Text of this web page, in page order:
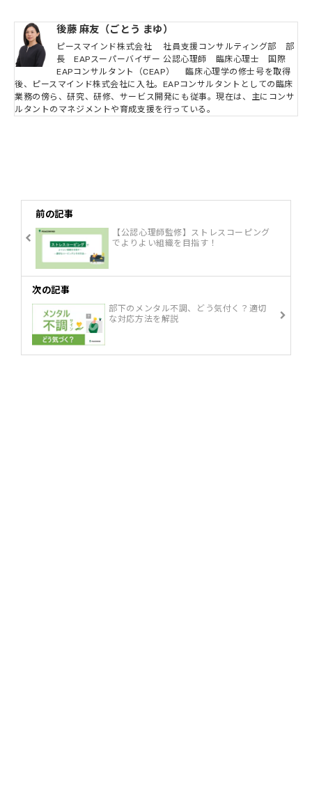
後藤 麻友（ごとう まゆ）
ピースマインド株式会社 社員支援コンサルティング部 部
長 EAPスーパーバイザー 公認心理師 臨床心理士 国際
EAPコンサルタント（CEAP） 臨床心理学の修士号を取得
後、ピースマインド株式会社に入社。EAPコンサルタントとしての臨床
業務の傍ら、研究、研修、サービス開発にも従事。現在は、主にコンサ
ルタントのマネジメントや育成支援を行っている。
前の記事
【公認心理師監修】ストレスコーピング
でよりよい組織を目指す！
次の記事
部下のメンタル不調、どう気付く？適切
な対応方法を解説